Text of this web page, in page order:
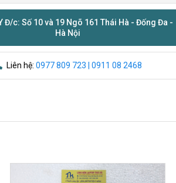
Đ/c: Số 10 và 19 Ngõ 161 Thái Hà - Đống Đa -
Hà Nội
Liên hệ:0977 809 723 | 0911 08 2468